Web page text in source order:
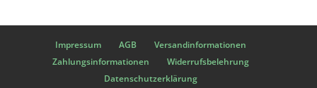
Impressum AGB
Versandinformationen
Zahlungsinformationen
Widerrufsbelehrung
Datenschutzerklärung